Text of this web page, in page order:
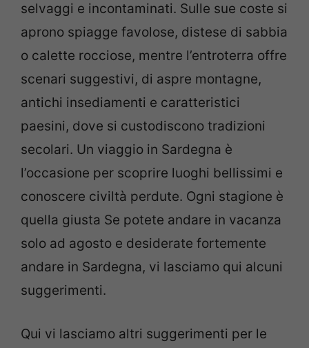
selvaggi e incontaminati. Sulle sue coste si
aprono spiagge favolose, distese di sabbia
o calette rocciose, mentre l’entroterra offre
scenari suggestivi, di aspre montagne,
antichi insediamenti e caratteristici
paesini, dove si custodiscono tradizioni
secolari. Un viaggio in Sardegna è
l’occasione per scoprire luoghi bellissimi e
conoscere civiltà perdute. Ogni stagione è
quella giusta Se potete andare in vacanza
solo ad agosto e desiderate fortemente
andare in Sardegna, vi lasciamo qui alcuni
suggerimenti.
Qui vi lasciamo altri suggerimenti per le